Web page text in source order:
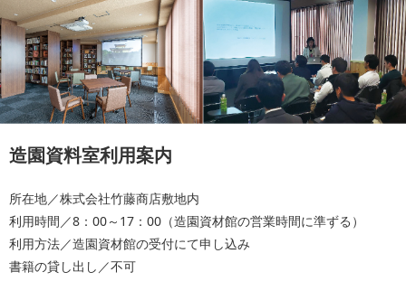
造園資料室利用案内
所在地／株式会社竹藤商店敷地内
利用時間／8：00～17：00（造園資材館の営業時間に準ずる）
利用方法／造園資材館の受付にて申し込み
書籍の貸し出し／不可